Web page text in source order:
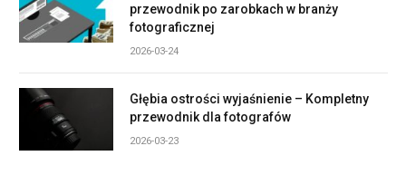
przewodnik po zarobkach w branży
fotograficznej
2026-03-24
Głębia ostrości wyjaśnienie – Kompletny
przewodnik dla fotografów
2026-03-23